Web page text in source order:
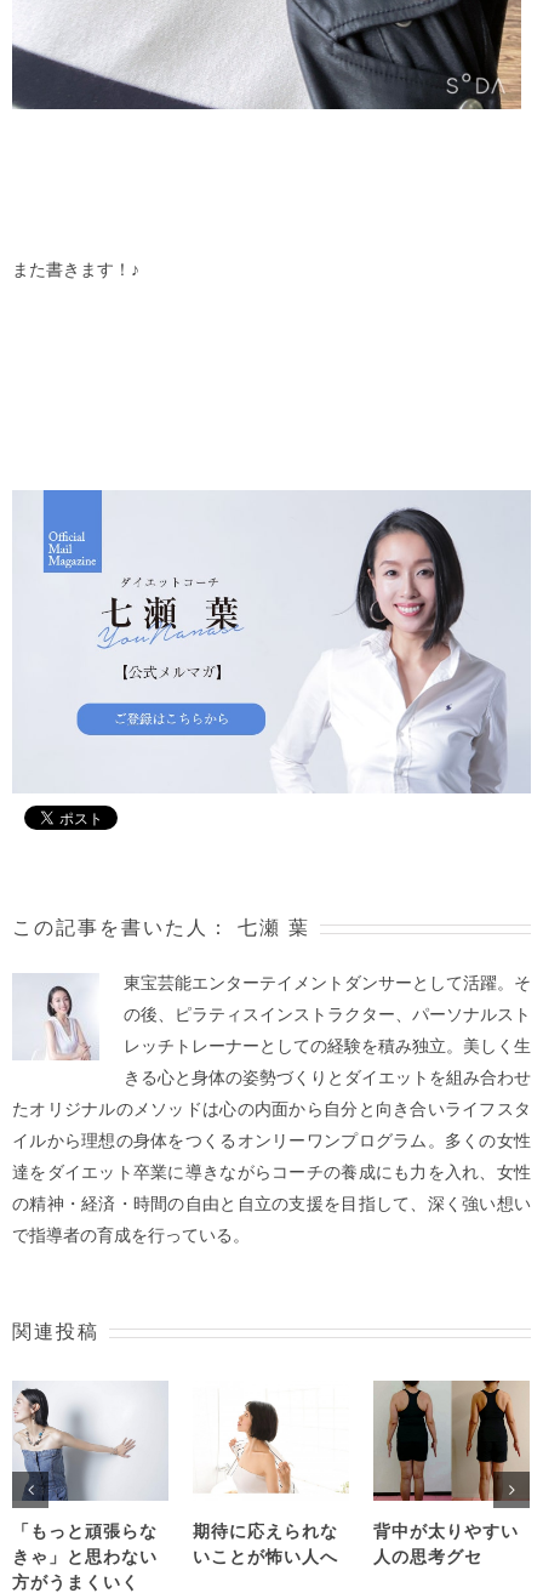
また書きます！♪
この記事を書いた人： 七瀬 葉
東宝芸能エンターテイメントダンサーとして活躍。そ
の後、ピラティスインストラクター、パーソナルスト
レッチトレーナーとしての経験を積み独立。美しく生
きる心と身体の姿勢づくりとダイエットを組み合わせ
たオリジナルのメソッドは心の内面から自分と向き合いライフスタ
イルから理想の身体をつくるオンリーワンプログラム。多くの女性
達をダイエット卒業に導きながらコーチの養成にも力を入れ、女性
の精神・経済・時間の自由と自立の支援を目指して、深く強い想い
で指導者の育成を行っている。
関連投稿
「もっと頑張らな
きゃ」と思わない
方がうまくいく
期待に応えられな
いことが怖い人へ
背中が太りやすい
人の思考グセ